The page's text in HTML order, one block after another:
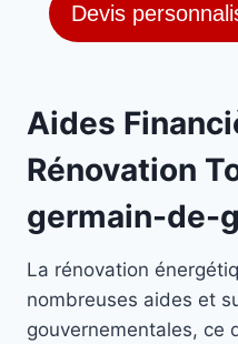
Devis
Aides
Rénovation
germain-de-
La rénovation
nombreuses aides et
gouvernementales, ce